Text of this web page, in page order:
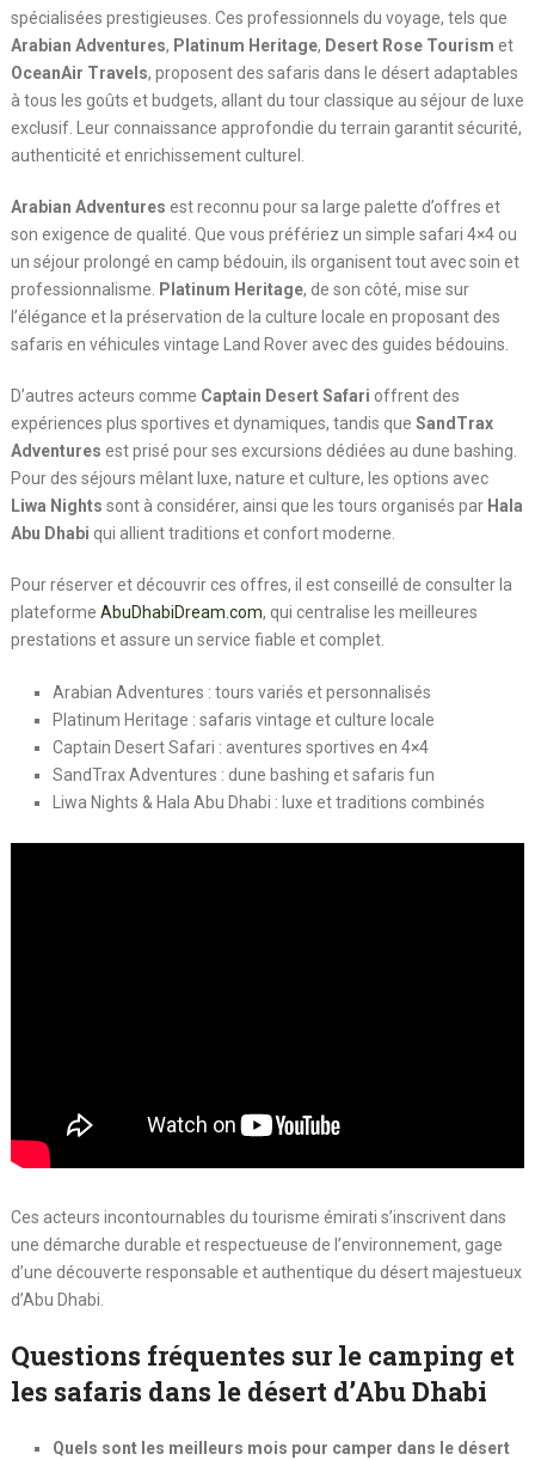
spécialisées prestigieuses. Ces professionnels du voyage, tels que
Arabian Adventures, Platinum Heritage, Desert Rose Tourism et
OceanAir Travels, proposent des safaris dans le désert adaptables
à tous les goûts et budgets, allant du tour classique au séjour de luxe
exclusif. Leur connaissance approfondie du terrain garantit sécurité,
authenticité et enrichissement culturel.
Arabian Adventures est reconnu pour sa large palette d’offres et
son exigence de qualité. Que vous préfériez un simple safari 4×4 ou
un séjour prolongé en camp bédouin, ils organisent tout avec soin et
professionnalisme. Platinum Heritage, de son côté, mise sur
l’élégance et la préservation de la culture locale en proposant des
safaris en véhicules vintage Land Rover avec des guides bédouins.
D’autres acteurs comme Captain Desert Safari offrent des
expériences plus sportives et dynamiques, tandis que SandTrax
Adventures est prisé pour ses excursions dédiées au dune bashing.
Pour des séjours mêlant luxe, nature et culture, les options avec
Liwa Nights sont à considérer, ainsi que les tours organisés par Hala
Abu Dhabi qui allient traditions et confort moderne.
Pour réserver et découvrir ces offres, il est conseillé de consulter la
plateforme AbuDhabiDream.com, qui centralise les meilleures
prestations et assure un service fiable et complet.
Arabian Adventures : tours variés et personnalisés
Platinum Heritage : safaris vintage et culture locale
Captain Desert Safari : aventures sportives en 4×4
SandTrax Adventures : dune bashing et safaris fun
Liwa Nights & Hala Abu Dhabi : luxe et traditions combinés
Ces acteurs incontournables du tourisme émirati s’inscrivent dans
une démarche durable et respectueuse de l’environnement, gage
d’une découverte responsable et authentique du désert majestueux
d’Abu Dhabi.
Questions fréquentes sur le camping et
les safaris dans le désert d’Abu Dhabi
Quels sont les meilleurs mois pour camper dans le désert